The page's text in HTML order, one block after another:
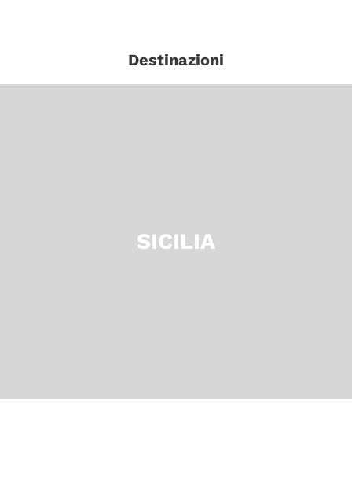
Destinazioni
SICILIA